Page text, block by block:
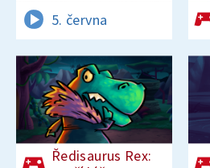
5. června
Ředisaurus Rex: